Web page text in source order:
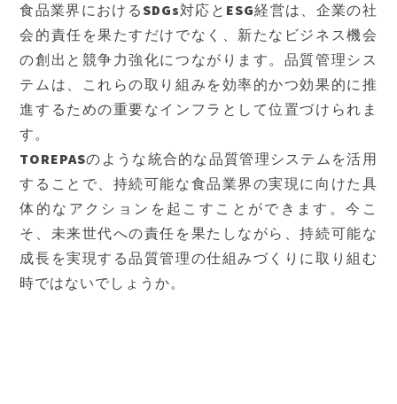
食品業界におけるSDGs対応とESG経営は、企業の社
会的責任を果たすだけでなく、新たなビジネス機会
の創出と競争力強化につながります。品質管理シス
テムは、これらの取り組みを効率的かつ効果的に推
進するための重要なインフラとして位置づけられま
す。
TOREPASのような統合的な品質管理システムを活用
することで、持続可能な食品業界の実現に向けた具
体的なアクションを起こすことができます。今こ
そ、未来世代への責任を果たしながら、持続可能な
成長を実現する品質管理の仕組みづくりに取り組む
時ではないでしょうか。